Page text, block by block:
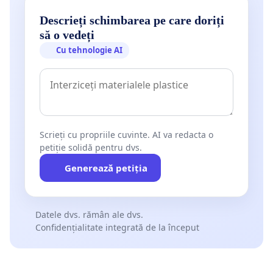
Descrieți schimbarea pe care doriți
să o vedeți
Cu tehnologie AI
Scrieți cu propriile cuvinte. AI va redacta o
petiție solidă pentru dvs.
Generează petiția
Datele dvs. rămân ale dvs.
Confidențialitate integrată de la început